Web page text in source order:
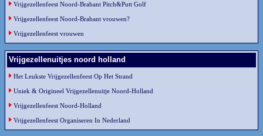
Vrijgezellenfeest Noord-Brabant Pitch&Putt Golf
Vrijgezellenfeest Noord-Brabant vrouwen?
Vrijgezellenfeest vrouwen
Vrijgezellenuitjes noord holland
Het Leukste Vrijgezellenfeest Op Het Strand
Uniek & Origineel Vrijgezellenuitje Noord-Holland
Vrijgezellenfeest Noord-Holland
Vrijgezellenfeest Organiseren In Nederland